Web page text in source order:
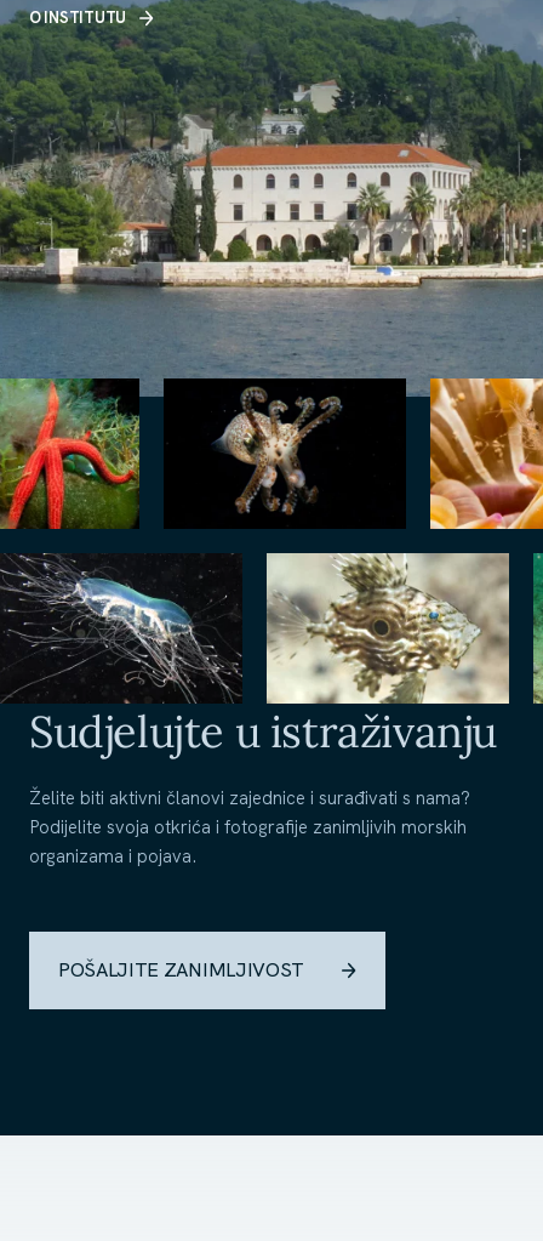
O INSTITUTU
Sudjelujte u istraživanju
Želite biti aktivni članovi zajednice i surađivati s nama?
Podijelite svoja otkrića i fotografije zanimljivih morskih
organizama i pojava.
POŠALJITE ZANIMLJIVOST